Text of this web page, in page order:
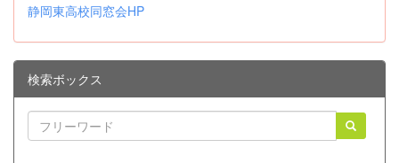
静岡東高校同窓会HP
検索ボックス